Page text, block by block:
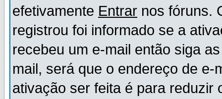
efetivamente Entrar nos fóruns.
registrou foi informado se a
recebeu um e-mail então siga
mail, será que o endereço de
ativação ser feita é para reduzir